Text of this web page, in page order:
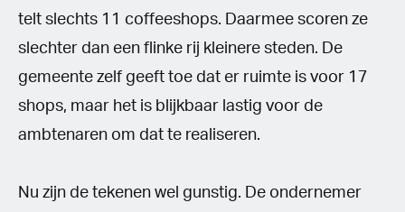
telt slechts 11 coffeeshops. Daarmee scoren ze
slechter dan een flinke rij kleinere steden. De
gemeente zelf geeft toe dat er ruimte is voor 17
shops, maar het is blijkbaar lastig voor de
ambtenaren om dat te realiseren.
Nu zijn de tekenen wel gunstig. De ondernemer